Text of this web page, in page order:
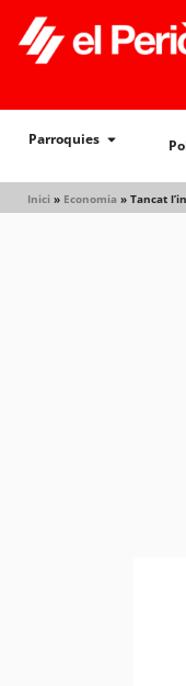
Parroquies
Inici » Economia » Tancat
Política